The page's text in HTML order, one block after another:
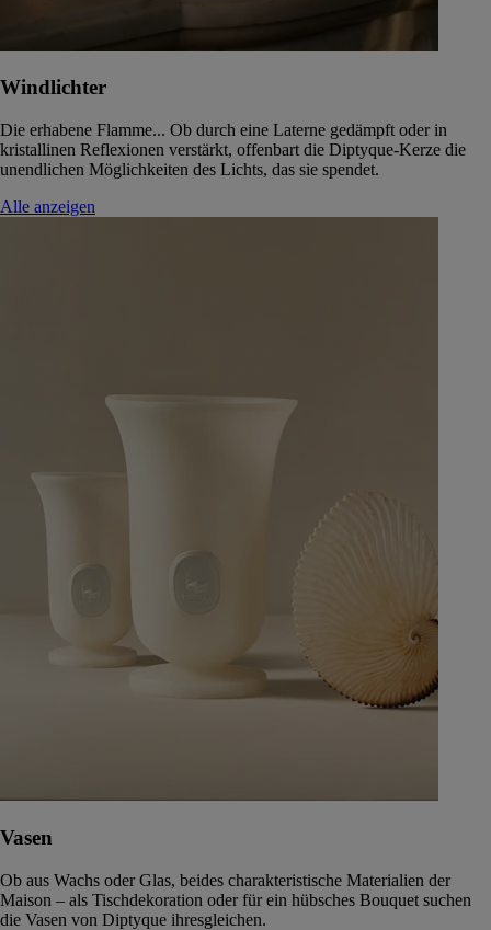
Windlichter
Die erhabene Flamme... Ob durch eine Laterne gedämpft oder in
kristallinen Reflexionen verstärkt, offenbart die Diptyque-Kerze die
unendlichen Möglichkeiten des Lichts, das sie spendet.
Alle anzeigen
Vasen
Ob aus Wachs oder Glas, beides charakteristische Materialien der
Maison – als Tischdekoration oder für ein hübsches Bouquet suchen
die Vasen von Diptyque ihresgleichen.